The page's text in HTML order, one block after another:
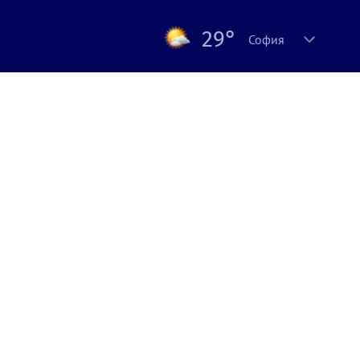
29° София